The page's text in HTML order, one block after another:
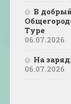
В
Туре
06.07.2026
На
06.07.2026